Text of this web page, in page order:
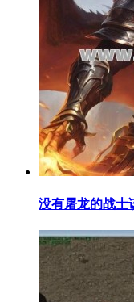
没有屠龙的战士